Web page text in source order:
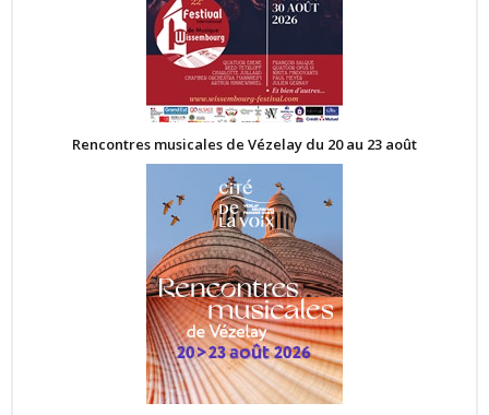
Rencontres musicales de Vézelay du 20 au 23 août